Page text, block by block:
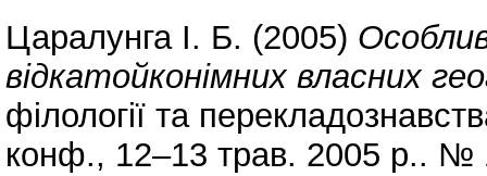
Царалунга І. Б. (2005)
відкатойконімних власних
філології та
конф., 12–13 трав. 2005 р.. №